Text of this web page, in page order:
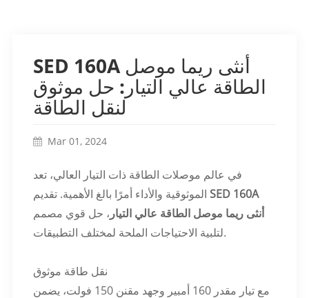
SED 160A أنثى ريما موصل
الطاقة عالي التيار: حل موثوق
لنقل الطاقة
Mar 01, 2024
في عالم موصلات الطاقة ذات التيار العالي، تعد
SED 160A
أنثى ريما موصل الطاقة عالي التيار ، حل قوي مصمم
لتلبية الاحتياجات الملحة لمختلف التطبيقات.
نقل طاقة موثوق
مع تيار مقدر 160 أمبير وجهد مقنن 150 فولت، يضمن